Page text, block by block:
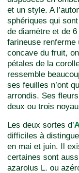
et un style. A
sphériques qui
de diamètre et de
farineuse renferme
concave du fruit,
pétales de la
ressemble
ses feuilles n’ont
arrondis. Ses
deux ou trois
Les deux sortes d’
difficiles à
en mai et juin. Il
certaines sont
azarolus L. ou